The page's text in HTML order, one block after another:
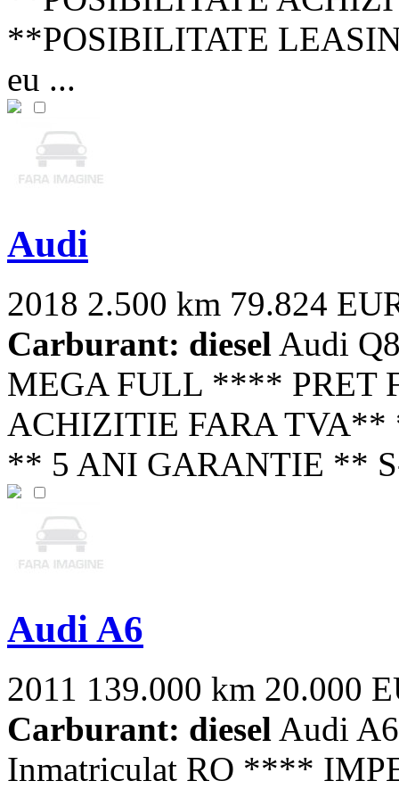
**POSIBILITATE
eu ...
Audi
2018 2.500 km 79.824
Carburant: diesel Audi
MEGA FULL **** PRET
ACHIZITIE FARA
** 5 ANI GARANTIE **
Audi A6
2011 139.000 km 20.000
Carburant: diesel Audi
Inmatriculat RO ****